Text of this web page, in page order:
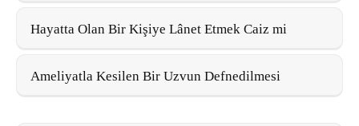
Hayatta Olan Bir Kişiye Lânet Etmek Caiz mi
Ameliyatla Kesilen Bir Uzvun Defnedilmesi